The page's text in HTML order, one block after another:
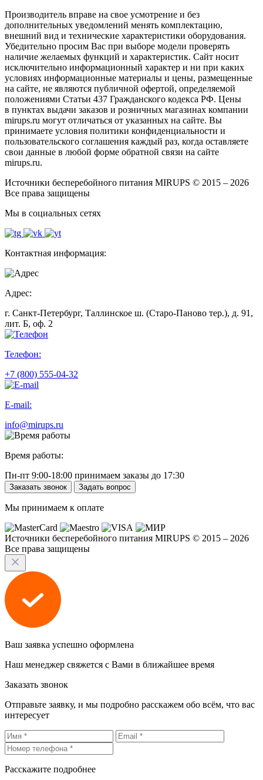
Производитель вправе на свое усмотрение и без
дополнительных уведомлений менять комплектацию,
внешний вид и технические характеристики оборудования.
Убедительно просим Вас при выборе модели проверять
наличие желаемых функций и характеристик. Сайт носит
исключительно информационный характер и ни при каких
условиях информационные материалы и цены, размещенные
на сайте, не являются публичной офертой, определяемой
положениями Статьи 437 Гражданского кодекса РФ. Цены
в пунктах выдачи заказов и розничных магазинах компании
mirups.ru могут отличаться от указанных на сайте. Вы
принимаете условия политики конфиденциальности и
пользовательского соглашения каждый раз, когда оставляете
свои данные в любой форме обратной связи на сайте
mirups.ru.
Источники бесперебойного питания MIRUPS © 2015 – 2026
Все права защищены
Мы в социальных сетях
Контактная информация:
Адрес:
г. Санкт-Петербург, Таллинское ш. (Старо-Паново тер.), д. 91,
лит. Б, оф. 2
Телефон:
+7 (800) 555-04-32
E-mail:
info@mirups.ru
Время работы:
Пн-пт 9:00-18:00 принимаем заказы до 17:30
Заказать звонок Задать вопрос
Мы принимаем к оплате
Источники бесперебойного питания MIRUPS © 2015 – 2026
Все права защищены
Ваш заявка успешно оформлена
Наш менеджер свяжется с Вами в ближайшее время
Заказать звонок
Отправьте заявку, и мы подробно расскажем обо всём, что вас
интересует
Расскажите подробнее